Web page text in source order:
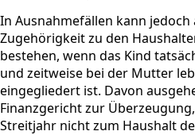
In Ausnahmefällen kann
Zugehörigkeit zu den
bestehen, wenn das Kind
und zeitweise bei der Mutter
eingegliedert ist. Davon
Finanzgericht zur
Streitjahr nicht zum Haushalt